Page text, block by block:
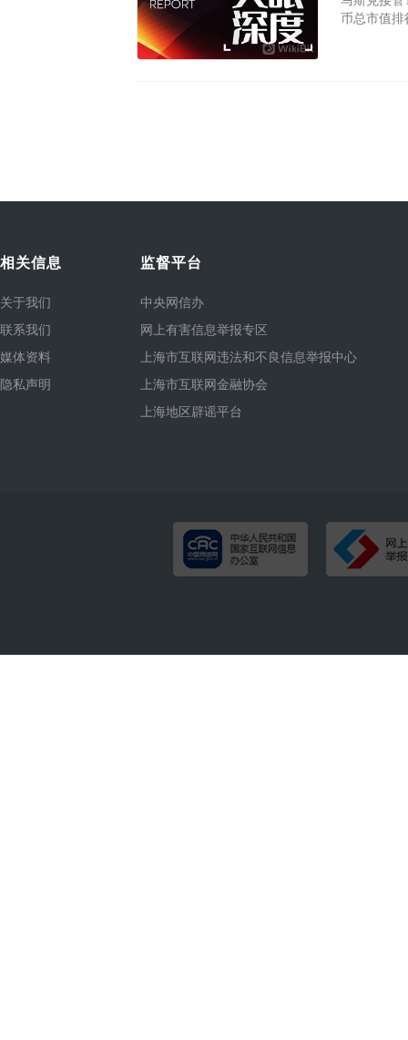
币总市值排
相关信息
关于我们
联系我们
媒体资料
隐私声明
监督平台
中央网信办
网上有害信息举报专区
上海市互联网违法和不良信息举报中心
上海市互联网金融协会
上海地区辟谣平台